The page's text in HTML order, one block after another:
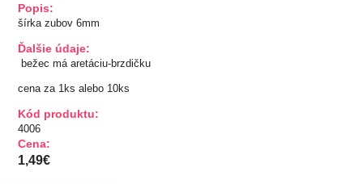
TIPY NA DARČEKY
Zľavnené
Aplikácie
Bižutérny kútik
Burda strihy
Popis:
šírka zubov 6mm
Ďalšie údaje:
bežec má aretáciu-brzdičku
cena za 1ks alebo 10ks
Kód produktu:
4006
Cena:
1,49€